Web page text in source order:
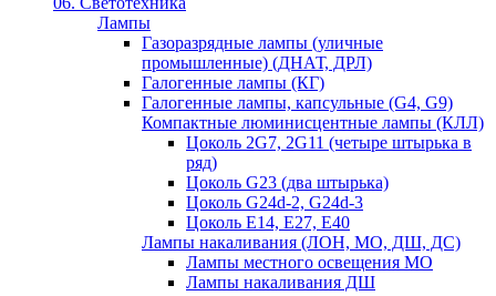
Лампы
Газоразрядные лампы (уличные
промышленные) (ДНАТ, ДРЛ)
Галогенные лампы (КГ)
Галогенные лампы, капсульные (G4, G9)
Компактные люминисцентные лампы (КЛЛ)
Цоколь 2G7, 2G11 (четыре штырька в
ряд)
Цоколь G23 (два штырька)
Цоколь G24d-2, G24d-3
Цоколь Е14, Е27, Е40
Лампы накаливания (ЛОН, МО, ДШ, ДС)
Лампы местного освещения МО
Лампы накаливания ДШ